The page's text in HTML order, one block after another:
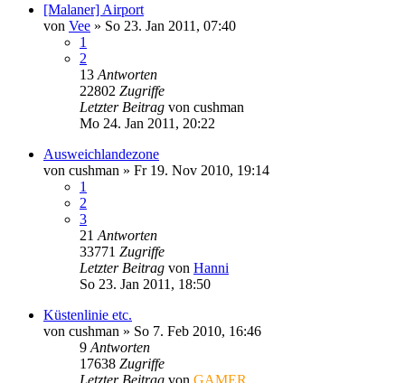
[Malaner] Airport
von Vee » So 23. Jan 2011, 07:40
1
2
13 Antworten
22802 Zugriffe
Letzter Beitrag von cushman
Mo 24. Jan 2011, 20:22
Ausweichlandezone
von cushman » Fr 19. Nov 2010, 19:14
1
2
3
21 Antworten
33771 Zugriffe
Letzter Beitrag von Hanni
So 23. Jan 2011, 18:50
Küstenlinie etc.
von cushman » So 7. Feb 2010, 16:46
9 Antworten
17638 Zugriffe
Letzter Beitrag von GAMER